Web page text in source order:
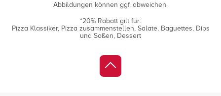
Abbildungen können ggf. abweichen.
*20% Rabatt gilt für:
Pizza Klassiker
Pizza zusammenstellen Salate Baguettes
Dips
und Soßen
Dessert